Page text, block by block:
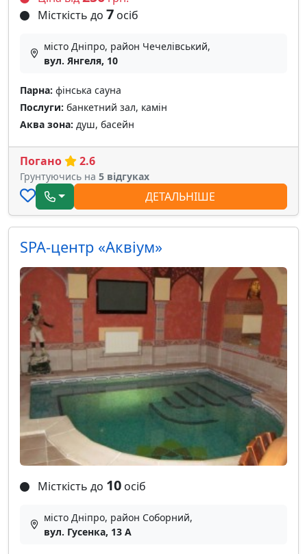
Місткість до 7 осіб
місто Дніпро, район Чечелівський,
вул. Янгеля, 10
Парна: фінська сауна
Послуги: банкетний зал, камін
Аква зона: душ, басейн
Погано 2.6
Грунтуючись на 5 відгуках
ДЕТАЛЬНІШЕ
SPA-центр «Аквіум»
Місткість до 10 осіб
місто Дніпро, район Соборний,
вул. Гусенка, 13 А